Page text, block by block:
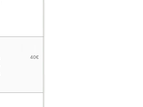
40€